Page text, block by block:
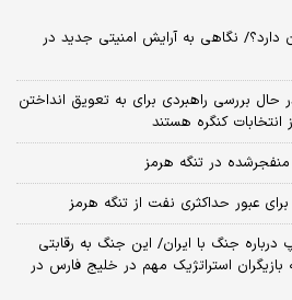
دارد؟/ نگاهی به آرایش امنیتی جدید در
حال بررسی راهبردی برای به تعویق انداختن
کنگره هستند
منفجرشده در تنگه هرمز
عبور حداکثری نفت از تنگه هرمز
درباره جنگ با ایران/ این جنگ به رقابتی
استراتژیک مهم در خلیج فارس در